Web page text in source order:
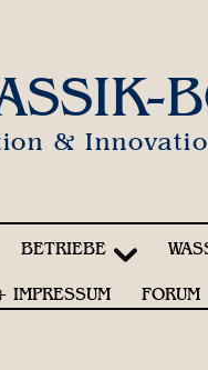
&
BETRIEBE
IMPRESSUM FORUM